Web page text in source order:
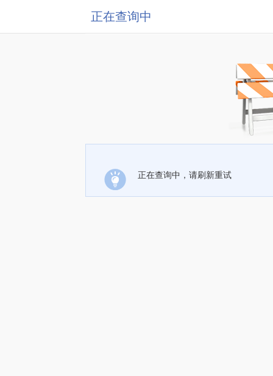
正在查询中
正在查询中，请刷新重试